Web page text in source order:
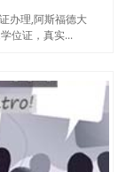
育、建筑工
物学、统计
境污染控
剧、市场营
工智能、商
定客户办理
绩单等相关
4、预约递
办理,阿斯福德大
位证，真实...